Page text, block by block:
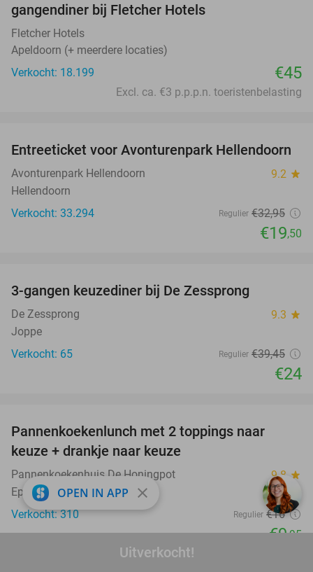
Uitverkocht!
gangendiner bij Fletcher Hotels
Fletcher Hotels
Apeldoorn (+ meerdere locaties)
Verkocht: 18.199
€45
Excl. ca. €3 p.p.p.n. toeristenbelasting
41%
Entreeticket voor Avonturenpark Hellendoorn
Avonturenpark Hellendoorn 9.2 star
Hellendoorn
Verkocht: 33.294
Regulier €32,95
€19,50
3-gangen keuzediner bij De Zessprong
De Zessprong 9.3 star
Joppe
Verkocht: 65
Regulier €39,45
€24
Pannenkoekenlunch met 2 toppings naar
keuze + drankje naar keuze
Pannenkoekenhuis De Honingpot 9.8 star
Epe
Verkocht: 310
Regulier €16
€9,95
OPEN IN APP close